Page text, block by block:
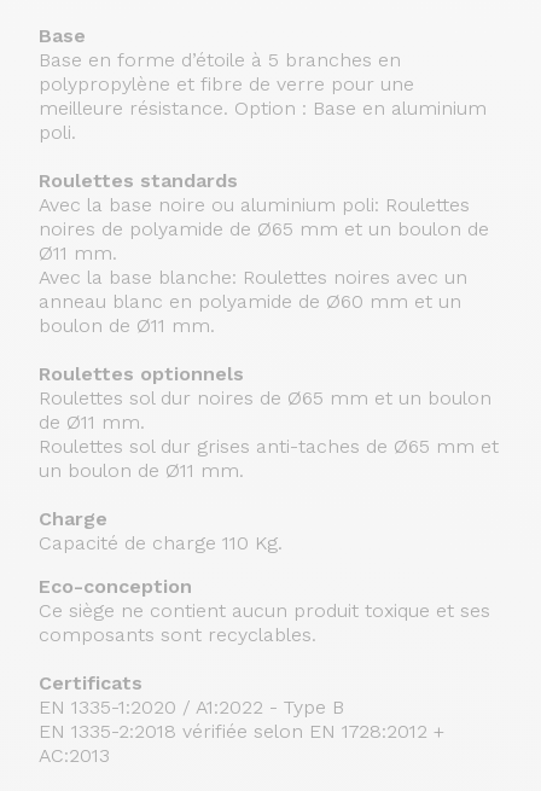
Base
Base en forme d’étoile à 5 branches en
polypropylène et fibre de verre pour une
meilleure résistance. Option : Base en aluminium
poli.
Roulettes standards
Avec la base noire ou aluminium poli: Roulettes
noires de polyamide de Ø65 mm et un boulon de
Ø11 mm.
Avec la base blanche: Roulettes noires avec un
anneau blanc en polyamide de Ø60 mm et un
boulon de Ø11 mm.
Roulettes optionnels
Roulettes sol dur noires de Ø65 mm et un boulon
de Ø11 mm.
Roulettes sol dur grises anti-taches de Ø65 mm et
un boulon de Ø11 mm.
Charge
Capacité de charge 110 Kg.
Eco-conception
Ce siège ne contient aucun produit toxique et ses
composants sont recyclables.
Certificats
EN 1335-1:2020 / A1:2022 - Type B
EN 1335-2:2018 vérifiée selon EN 1728:2012 +
AC:2013